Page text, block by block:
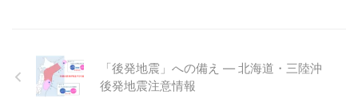
「後発地震」への備え — 北海道・三陸沖
後発地震注意情報